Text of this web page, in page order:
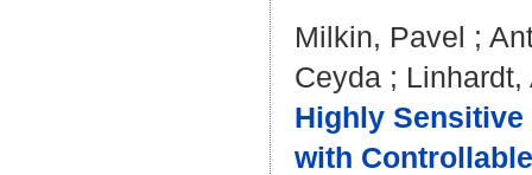
Milkin, Pavel ;
Ceyda ; Linhardt,
Highly
with